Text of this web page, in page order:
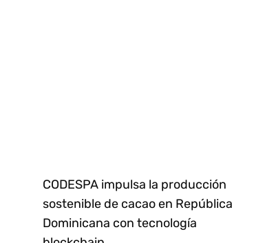
CODESPA impulsa la producción
sostenible de cacao en República
Dominicana con tecnología